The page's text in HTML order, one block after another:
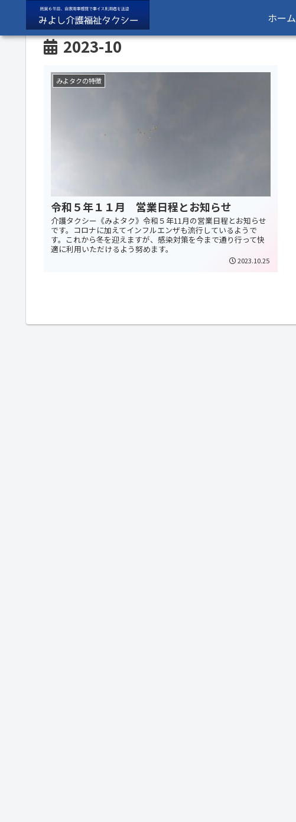
ホーム
2023-10
みよタクの特徴
令和５年１１月 営業日程とお知らせ
介護タクシー《みよタク》令和５年11月の営業日程とお知らせ
です。コロナに加えてインフルエンザも流行しているようで
す。これから冬を迎えますが、感染対策を今まで通り行って快
適に利用いただけるよう努めます。
2023.10.25